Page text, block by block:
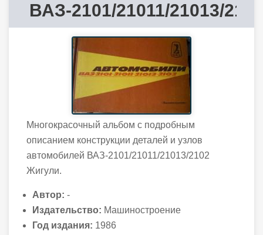
ВАЗ-2101/21011/21013/
Многокрасочный альбом с подробным
описанием конструкции деталей и узлов
автомобилей ВАЗ-2101/21011/21013/2102
Жигули.
Автор: -
Издательство: Машиностроение
Год издания: 1986